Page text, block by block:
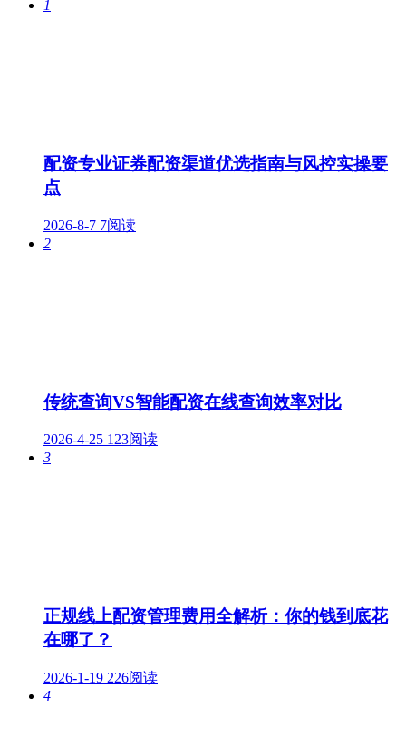
1
配资专业证券配资渠道优选指南与风控实操要
点
2026-8-7 7阅读
2
传统查询VS智能配资在线查询效率对比
2026-4-25 123阅读
3
正规线上配资管理费用全解析：你的钱到底花
在哪了？
2026-1-19 226阅读
4